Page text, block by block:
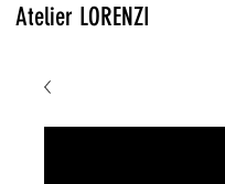
Atelier LORENZI